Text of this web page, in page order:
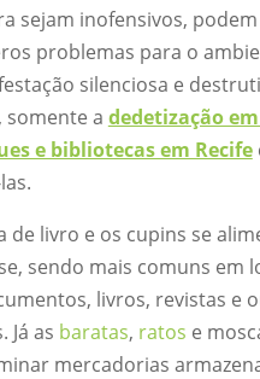
sejam inofensivos,
problemas para o
silenciosa e
somente a dedetização
e bibliotecas em Recife
de livro e os cupins se
sendo mais comuns em
livros, revistas e
Já as baratas, ratos e
mercadorias